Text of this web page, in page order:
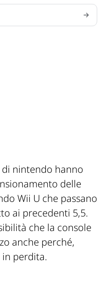
nintendo hanno
delle
Wii U che passano
ai precedenti 5,5.
che la console
anche perché,
perdita.